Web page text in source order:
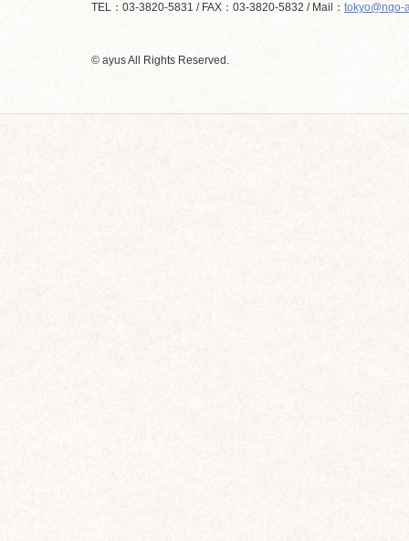
TEL：03-3820-5831 / FAX：03-3820-5832 / Mail： tokyo@ngo-
© ayus All Rights Reserved.